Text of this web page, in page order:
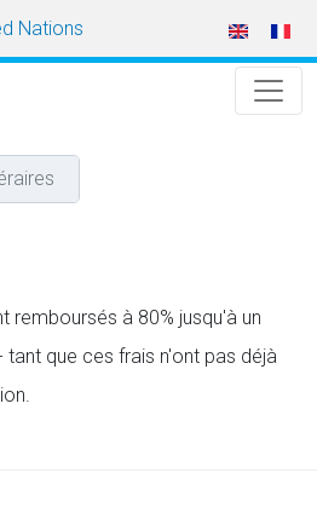
Nations
remboursés à 80% jusqu'à un
tant que ces frais n'ont pas déjà